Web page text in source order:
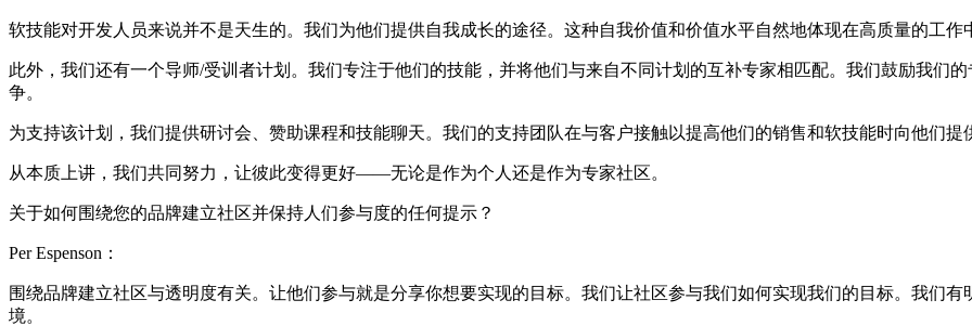
软技能对开发人员来说并不是天生的。我们为他们提供自我成长的途径。这种自我价值和价值水平自然地体现在高质量的工作
此外，我们还有一个导师/受训者计划。我们专注于他们的技能，并将他们与来自不同计划的互补专家相匹配。我们鼓励我们
争。
为支持该计划，我们提供研讨会、赞助课程和技能聊天。我们的支持团队在与客户接触以提高他们的销售和软技能时向他们提
从本质上讲，我们共同努力，让彼此变得更好——无论是作为个人还是作为专家社区。
关于如何围绕您的品牌建立社区并保持人们参与度的任何提示？
Per Espenson：
围绕品牌建立社区与透明度有关。让他们参与就是分享你想要实现的目标。我们让社区参与我们如何实现我们的目标。我们
境。